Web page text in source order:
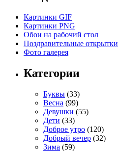
Картинки GIF
Картинки PNG
Обои на рабочий стол
Поздравительные открытки
Фото галерея
Категории
Буквы (33)
Весна (99)
Девушки (55)
Дети (33)
Доброе утро (120)
Добрый вечер (32)
Зима (59)